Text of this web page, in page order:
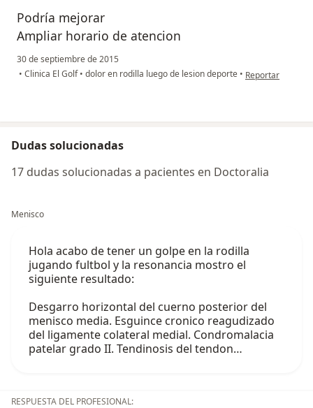
Podría mejorar
Ampliar horario de atencion
30 de septiembre de 2015
• Clinica El Golf• dolor en rodilla luego de lesion deporte • en opinión del
Reportar
Dudas solucionadas
17 dudas solucionadas a pacientes en Doctoralia
Menisco
Hola acabo de tener un golpe en la rodilla
jugando fultbol y la resonancia mostro el
siguiente resultado:
Desgarro horizontal del cuerno posterior del
menisco media. Esguince cronico reagudizado
del ligamente colateral medial. Condromalacia
patelar grado II. Tendinosis del tendon…
RESPUESTA DEL PROFESIONAL: